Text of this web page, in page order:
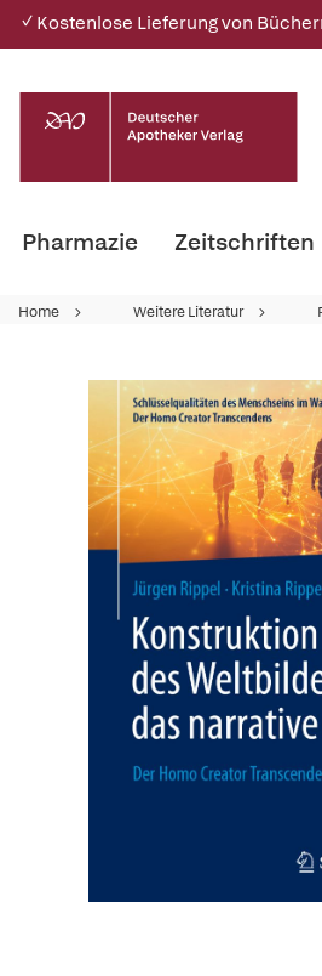
✓ Kostenlose Lieferung von
Pharmazie Zeitschriften
Home Weitere Literatur